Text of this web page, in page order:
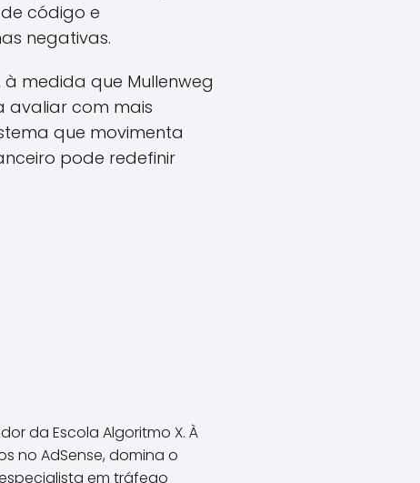
código e
negativas.
medida que Mullenweg
avaliar com mais
que movimenta
pode redefinir
da Escola Algoritmo X. À
no AdSense, domina o
em tráfego